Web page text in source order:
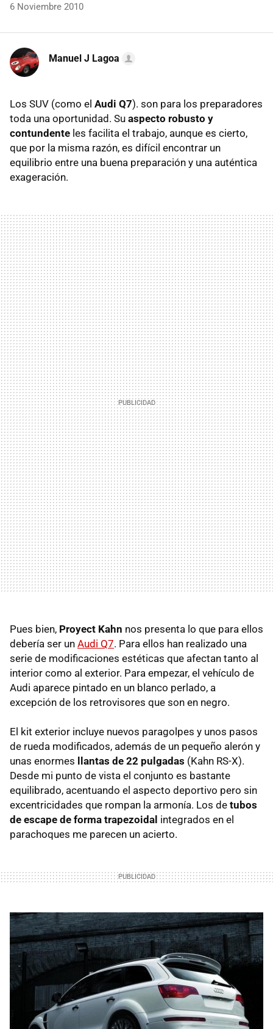
6 Noviembre 2010
Manuel J Lagoa
Los SUV (como el Audi Q7). son para los preparadores
toda una oportunidad. Su aspecto robusto y
contundente les facilita el trabajo, aunque es cierto,
que por la misma razón, es difícil encontrar un
equilibrio entre una buena preparación y una auténtica
exageración.
Pues bien, Proyect Kahn nos presenta lo que para ellos
debería ser un Audi Q7. Para ellos han realizado una
serie de modificaciones estéticas que afectan tanto al
interior como al exterior. Para empezar, el vehículo de
Audi aparece pintado en un blanco perlado, a
excepción de los retrovisores que son en negro.
El kit exterior incluye nuevos paragolpes y unos pasos
de rueda modificados, además de un pequeño alerón y
unas enormes llantas de 22 pulgadas (Kahn RS-X).
Desde mi punto de vista el conjunto es bastante
equilibrado, acentuando el aspecto deportivo pero sin
excentricidades que rompan la armonía. Los de tubos
de escape de forma trapezoidal integrados en el
parachoques me parecen un acierto.